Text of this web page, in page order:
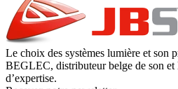
Le choix des systèmes lumière et son
BEGLEC, distributeur belge de son et
d’expertise.